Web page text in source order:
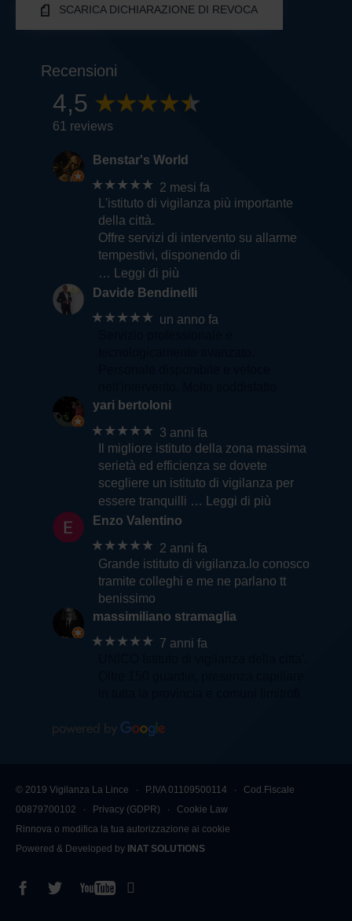
SCARICA DICHIARAZIONE DI REVOCA
Recensioni
4,5
61 reviews
Benstar's World
★★★★★ 2 mesi fa
L'istituto di vigilanza più importante
della città.
Offre servizi di intervento su allarme
tempestivi, disponendo di
… Leggi di più
Davide Bendinelli
★★★★★ un anno fa
yari bertoloni
★★★★★ 3 anni fa
Il migliore istituto della zona massima
serietà ed efficienza se dovete
scegliere un istituto di vigilanza per
essere tranquilli … Leggi di più
Enzo Valentino
★★★★★ 2 anni fa
Grande istituto di vigilanza.lo conosco
tramite colleghi e me ne parlano tt
benissimo
massimiliano stramaglia
★★★★★ 7 anni fa
© 2019 Vigilanza La Lince ∙ P.IVA 01109500114 ∙ Cod.Fiscale
00879700102 ∙
Privacy (GDPR) ∙ Cookie Law
Rinnova o modifica la tua autorizzazione ai cookie
Powered & Developed by INAT SOLUTIONS